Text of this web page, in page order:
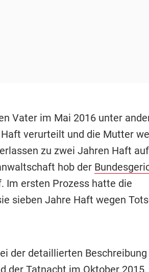
Vater im Mai 2016 unter
verurteilt und die Mutter
zu zwei Jahren Haft
hob der
Im ersten Prozess hatte die
sieben Jahre Haft wegen
der detaillierten Beschreibung
der Tatnacht im Oktober